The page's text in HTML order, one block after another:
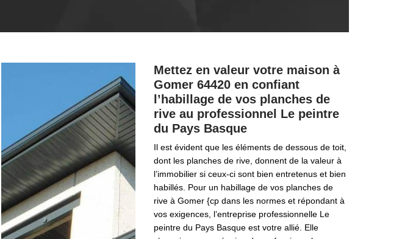
Mettez en valeur votre maison à
Gomer 64420 en confiant
l’habillage de vos planches de
rive au professionnel Le peintre
du Pays Basque
Il est évident que les éléments de dessous de toit,
dont les planches de rive, donnent de la valeur à
l’immobilier si ceux-ci sont bien entretenus et bien
habillés. Pour un habillage de vos planches de
rive à Gomer {cp dans les normes et répondant à
vos exigences, l’entreprise professionnelle Le
peintre du Pays Basque est votre allié. Elle